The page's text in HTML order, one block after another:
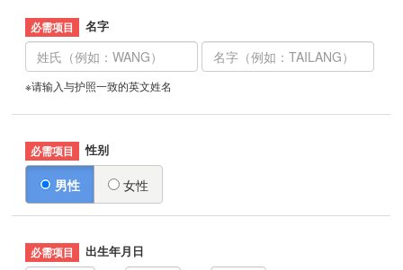
名字
※请输入与护照一致的英文姓名
性别
男性 女性
出生年月日